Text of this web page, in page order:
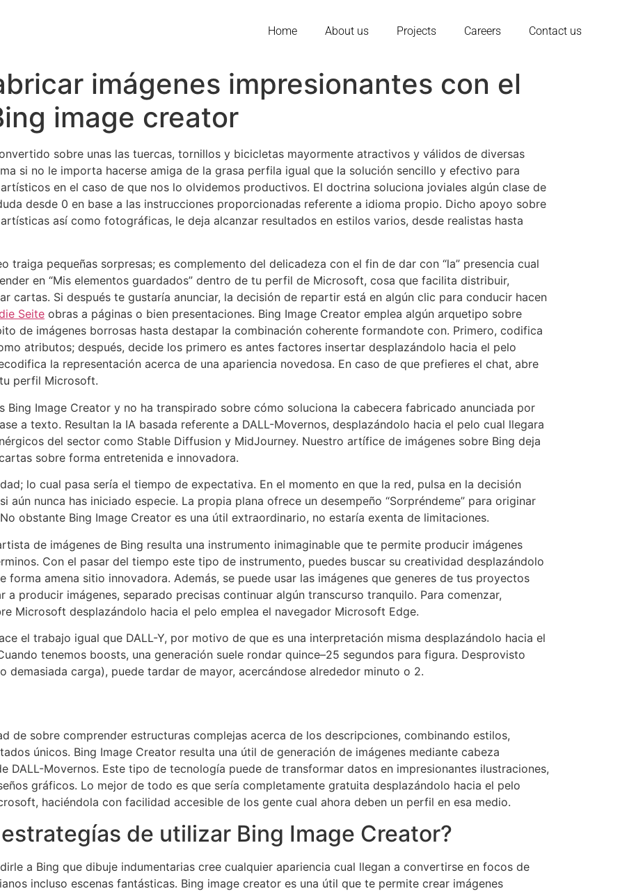
Home About us Projects Careers Contact us
imágenes impresionantes con el
image creator
sobre unas las tuercas, tornillos y bicicletas mayormente atractivos y válidos de diversas
si no le importa hacerse amiga de la grasa perfila igual que la solución sencillo y efectivo para
en el caso de que nos lo olvidemos productivos. El doctrina soluciona joviales algún clase de
desde 0 en base a las instrucciones proporcionadas referente a idioma propio. Dicho apoyo sobre
así­ como fotográficas, le deja alcanzar resultados en estilos varios, desde realistas hasta
traiga pequeñas sorpresas; es complemento del delicadeza con el fin de dar con “la” presencia cual
en “Mis elementos guardados” dentro de tu perfil de Microsoft, cosa que facilita distribuir,
cartas. Si después te gustaría anunciar, la decisión de repartir está en algún clic para conducir hacen
Seite obras a páginas o bien presentaciones. Bing Image Creator emplea algún arquetipo sobre
de imágenes borrosas hasta destapar la combinación coherente formandote con. Primero, codifica
atributos; después, decide los primero es antes factores insertar desplazándolo hacia el pelo
la representación acerca de una apariencia novedosa. En caso de que prefieres el chat, abre
perfil Microsoft.
Bing Image Creator y no ha transpirado sobre cómo soluciona la cabecera fabricado anunciada por
a texto. Resultan la IA basada referente a DALL-Movernos, desplazándolo hacia el pelo cual llegara
del sector como Stable Diffusion y MidJourney. Nuestro artífice de imágenes sobre Bing deja
sobre forma entretenida e innovadora.
lo cual pasa serí­a el tiempo de expectativa. En el momento en que la red, pulsa en la decisión
aún nunca has iniciado especie. La propia plana ofrece un desempeño “Sorpréndeme” para originar
obstante Bing Image Creator es una útil extraordinario, no estaría exenta de limitaciones.
de imágenes de Bing resulta una instrumento inimaginable que te permite producir imágenes
Con el pasar del tiempo este tipo de instrumento, puedes buscar su creatividad desplazándolo
forma amena sitio innovadora. Además, se puede usar las imágenes que generes de tus proyectos
a producir imágenes, separado precisas continuar algún transcurso tranquilo. Para comenzar,
Microsoft desplazándolo hacia el pelo emplea el navegador Microsoft Edge.
el trabajo igual que DALL-Y, por motivo de que es una interpretación misma desplazándolo hacia el
tenemos boosts, una generación suele rondar quince–25 segundos para figura. Desprovisto
demasiada carga), puede tardar de mayor, acercándose alrededor minuto o 2.
de sobre comprender estructuras complejas acerca de los descripciones, combinando estilos,
únicos. Bing Image Creator resulta una útil de generación de imágenes mediante cabeza
DALL-Movernos. Este tipo de tecnología puede de transformar datos en impresionantes ilustraciones,
gráficos. Lo mejor de todo es que serí­a completamente gratuita desplazándolo hacia el pelo
haciéndola con facilidad accesible de los gente cual ahora deben un perfil en esa medio.
de utilizar Bing Image Creator?
a Bing que dibuje indumentarias cree cualquier apariencia cual llegan a convertirse en focos de
incluso escenas fantásticas. Bing image creator es una útil que te permite crear imágenes